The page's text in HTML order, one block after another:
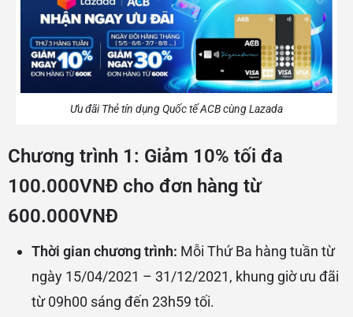
Ưu đãi Thẻ tín dụng Quốc tế ACB cùng Lazada
Chương trình 1: Giảm 10% tối đa
100.000VNĐ cho đơn hàng từ
600.000VNĐ
Thời gian chương trình: Mỗi Thứ Ba hàng tuần từ
ngày 15/04/2021 – 31/12/2021, khung giờ ưu đãi
từ 09h00 sáng đến 23h59 tối.